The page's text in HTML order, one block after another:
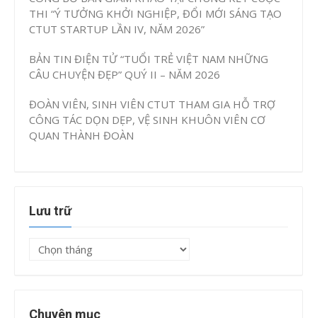
THI “Ý TƯỞNG KHỞI NGHIỆP, ĐỔI MỚI SÁNG TẠO
CTUT STARTUP LẦN IV, NĂM 2026”
BẢN TIN ĐIỆN TỬ “TUỔI TRẺ VIỆT NAM NHỮNG
CÂU CHUYỆN ĐẸP” QUÝ II – NĂM 2026
ĐOÀN VIÊN, SINH VIÊN CTUT THAM GIA HỖ TRỢ
CÔNG TÁC DỌN DẸP, VỆ SINH KHUÔN VIÊN CƠ
QUAN THÀNH ĐOÀN
Lưu trữ
Lưu
Chuyên mục